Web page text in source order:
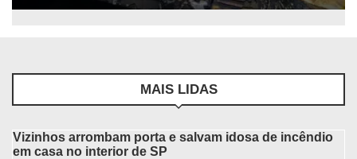
MAIS LIDAS
Vizinhos arrombam porta e salvam idosa de incêndio
em casa no interior de SP